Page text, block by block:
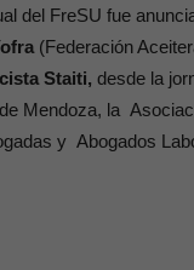
del FreSU fue
(Federación
Staiti, desde la
Mendoza, la
y Abogados